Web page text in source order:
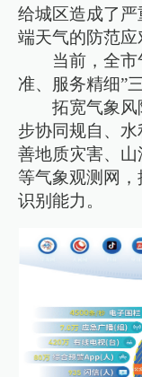
给城区造成了
端天气的防范应
当前，全
准、服务精细”
拓宽气象
步协同规自、
善地质灾害、
等气象观测网
识别能力。